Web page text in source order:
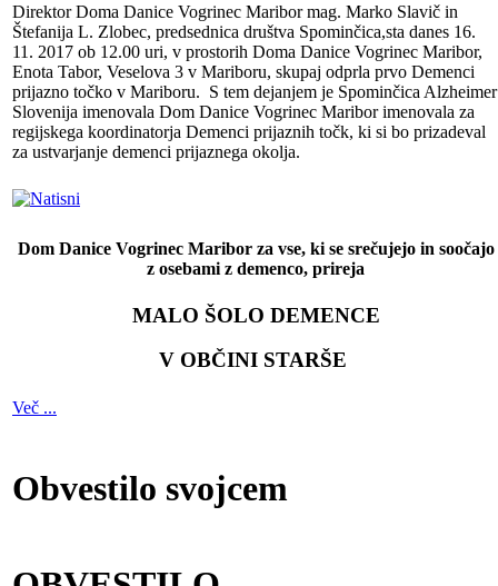
Direktor Doma Danice Vogrinec Maribor mag. Marko Slavič in
Štefanija L. Zlobec, predsednica društva Spominčica,sta danes 16.
11. 2017 ob 12.00 uri, v prostorih Doma Danice Vogrinec Maribor,
Enota Tabor, Veselova 3 v Mariboru, skupaj odprla prvo Demenci
prijazno točko v Mariboru. S tem dejanjem je Spominčica Alzheimer
Slovenija imenovala Dom Danice Vogrinec Maribor imenovala za
regijskega koordinatorja Demenci prijaznih točk, ki si bo prizadeval
za ustvarjanje demenci prijaznega okolja.
Dom Danice Vogrinec Maribor za vse, ki se srečujejo in soočajo
z osebami z demenco, prireja
MALO ŠOLO DEMENCE
V OBČINI STARŠE
Več ...
Obvestilo svojcem